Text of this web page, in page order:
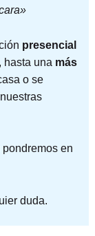
presencial
hasta una más
o se
pondremos en
duda.